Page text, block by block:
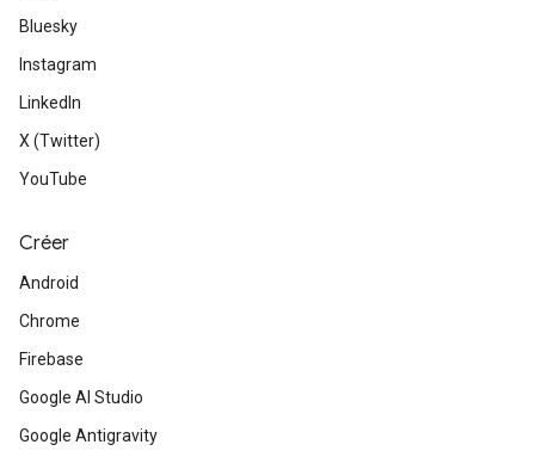
Bluesky
Instagram
LinkedIn
X (Twitter)
YouTube
Créer
Android
Chrome
Firebase
Google AI Studio
Google Antigravity